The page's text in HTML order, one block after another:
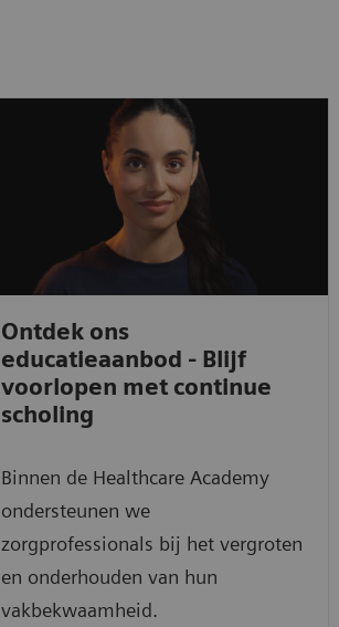
Ontdek ons
educatieaanbod - Blijf
voorlopen met continue
scholing
Binnen de Healthcare Academy
ondersteunen we
zorgprofessionals bij het vergroten
en onderhouden van hun
vakbekwaamheid.